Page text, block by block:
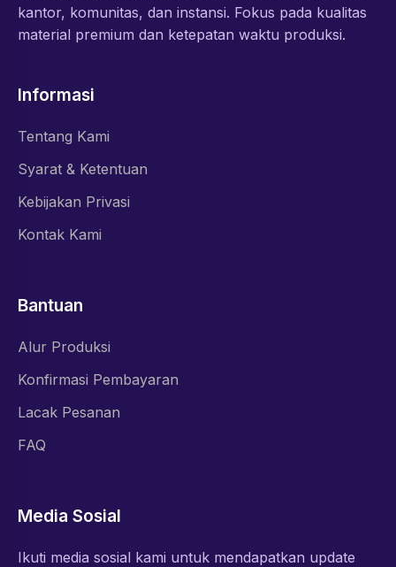
kantor, komunitas, dan instansi. Fokus pada kualitas
material premium dan ketepatan waktu produksi.
Informasi
Tentang Kami
Syarat & Ketentuan
Kebijakan Privasi
Kontak Kami
Bantuan
Alur Produksi
Konfirmasi Pembayaran
Lacak Pesanan
FAQ
Media Sosial
Ikuti media sosial kami untuk mendapatkan update